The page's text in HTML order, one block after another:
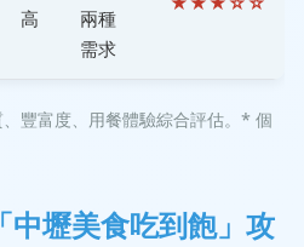
高
兩種
需求
豐富度、用餐體驗綜合評估。* 個
中壢美食吃到飽」攻